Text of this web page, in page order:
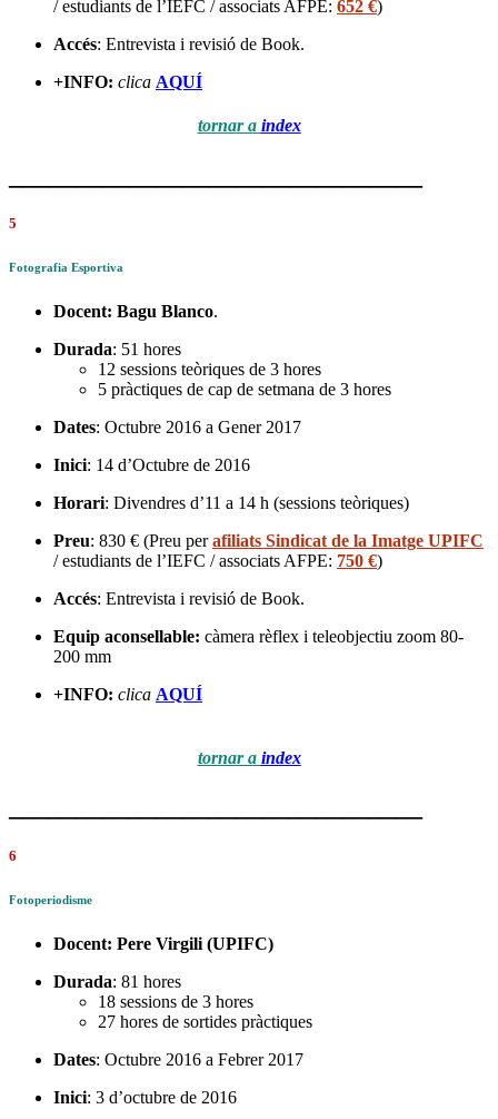
/ estudiants de l’IEFC / associats AFPE: 652 €)
Accés: Entrevista i revisió de Book.
+INFO: clica AQUÍ
tornar a index
5
Fotografia Esportiva
Docent: Bagu Blanco.
Durada: 51 hores
12 sessions teòriques de 3 hores
5 pràctiques de cap de setmana de 3 hores
Dates: Octubre 2016 a Gener 2017
Inici: 14 d’Octubre de 2016
Horari: Divendres d’11 a 14 h (sessions teòriques)
Preu: 830 € (Preu perafiliats Sindicat de la Imatge UPIFC
/ estudiants de l’IEFC / associats AFPE: 750 €)
Accés: Entrevista i revisió de Book.
Equip aconsellable: càmera rèflex i teleobjectiu zoom 80-
200 mm
+INFO: clica AQUÍ
tornar a index
6
Fotoperiodisme
Docent: Pere Virgili (UPIFC)
Durada: 81 hores
18 sessions de 3 hores
27 hores de sortides pràctiques
Dates: Octubre 2016 a Febrer 2017
Inici: 3 d’octubre de 2016